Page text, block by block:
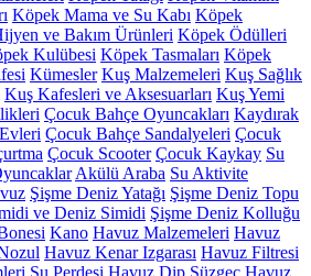
Köpek Mama ve Su Kabı Köpek
ve Bakım Ürünleri Köpek Ödülleri
Kulübesi Köpek Tasmaları Köpek
Kümesler Kuş Malzemeleri Kuş Sağlık
Kuş Kafesleri ve Aksesuarları Kuş Yemi
Çocuk Bahçe Oyuncakları Kaydırak
Çocuk Bahçe Sandalyeleri Çocuk
Çocuk Scooter Çocuk Kaykay Su
Akülü Araba Su Aktivite
Şişme Deniz Yatağı Şişme Deniz Topu
ve Deniz Simidi Şişme Deniz Kolluğu
Kano Havuz Malzemeleri Havuz
Havuz Kenar Izgarası Havuz Filtresi
Su Perdesi Havuz Dip Süzgeç Havuz